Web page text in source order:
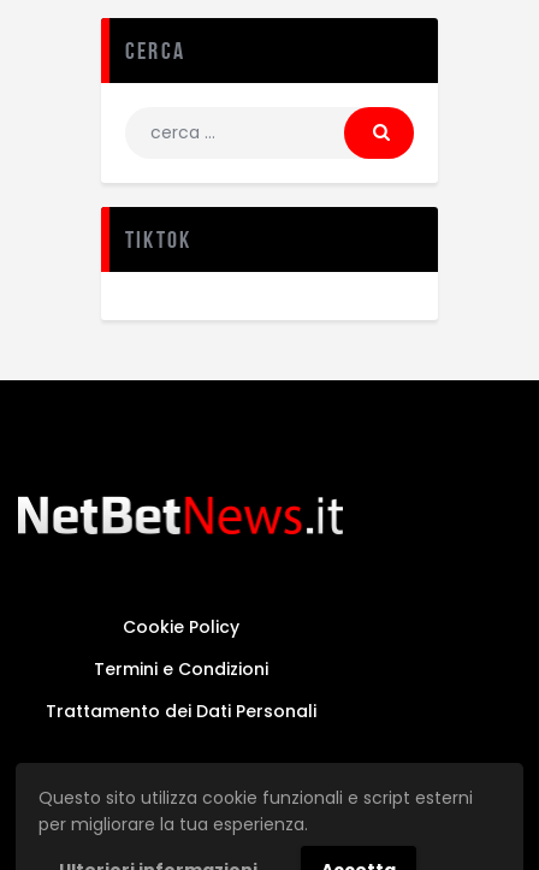
Questo sito utilizza cookie funzionali e script esterni
per migliorare la tua esperienza.
Cerca
TikTok
Cookie Policy
Termini e Condizioni
Trattamento dei Dati Personali
Questo sito non rappresenta una testata
giornalistica in quanto viene aggiornato senza
alcuna periodicità.